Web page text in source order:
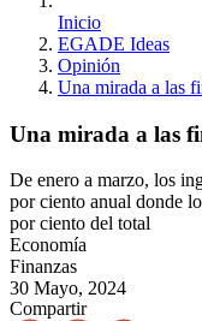
Inicio
EGADE Ideas
Opinión
Una mirada a las
Una mirada a las
De enero a marzo, los
por ciento anual donde
por ciento del total
Economía
Finanzas
30 Mayo, 2024
Compartir